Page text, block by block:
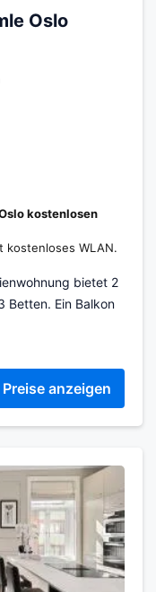
Oslo
kostenlosen
kostenloses WLAN.
bietet 2
Betten. Ein Balkon
Preise anzeigen